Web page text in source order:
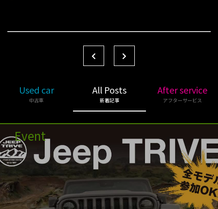
Used car
中古車
All Posts
新着記事
After service
アフターサービス
Event